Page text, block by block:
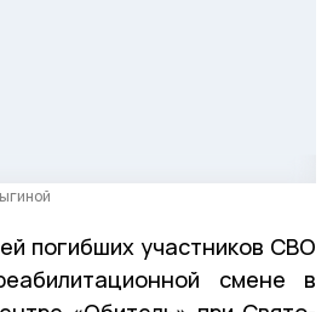
погибших участников СВО
смене в